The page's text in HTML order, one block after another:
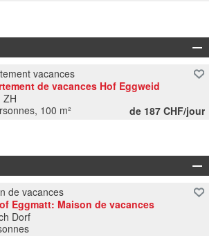
vacances
de vacances Hof Eggweid
ZH
100 m²
de 187 CHF/jour
de vacances
Eggmatt: Maison de vacances
Dorf